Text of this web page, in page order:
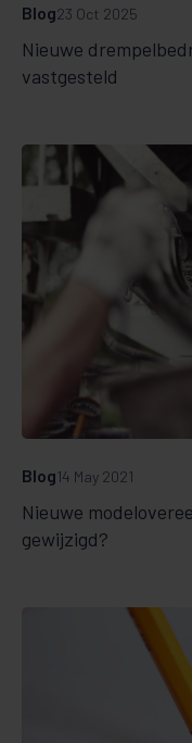
Nieuwe
vastgesteld
Blog23 Oct 2025
Nieuwe
gewijzigd?
Blog14 May 2021